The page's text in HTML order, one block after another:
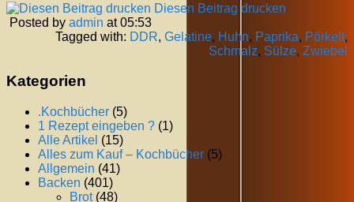
Diesen Beitrag drucken
Posted by admin at 05:53
Tagged with: DDR, Gelatine, Huhn, Paprika, Pörkelt,
Schmalz, Sülze, Zwiebel
Kategorien
.Kochbücher (5)
1 Rezept eingeben ? (1)
Alle Artikel (15)
Alles zum Kauf – Kochbücher (5)
Allgemein (41)
Backen (401)
Brot(48)